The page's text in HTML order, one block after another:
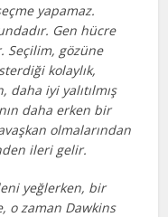
yapamaz.
Gen hücre
Seçilim, gözüne
kolaylık,
daha iyi yalıtılmış
daha erken bir
olmalarından
ileri gelir.
yeğlerken, bir
o zaman Dawkins